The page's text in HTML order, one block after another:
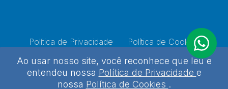
Política de Privacidade
Política de Cookies
Preferências de Cookies
Weizur 2026 - Todos os direitos reservados
Ao usar nosso site, você reconhece que leu e
entendeu nossa Política de Privacidade e
nossa Política de Cookies .